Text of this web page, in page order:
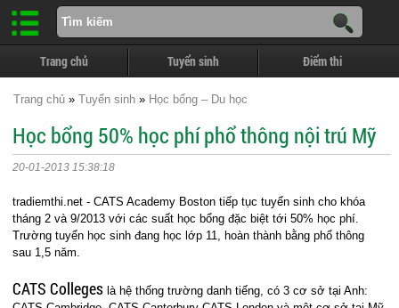
Trang chủ Tuyển sinh Điểm thi
Trang chủ » Tuyển sinh » Học bổng – Du học
Học bổng 50% học phí phổ thông nội trú Mỹ
20-01-2013 15:38:18
tradiemthi.net - CATS Academy Boston tiếp tục tuyển sinh cho khóa
tháng 2 và 9/2013 với các suất học bổng đặc biệt tới 50% học phí.
Trường tuyển học sinh đang học lớp 11, hoàn thành bằng phổ thông
sau 1,5 năm.
CATS Colleges là hệ thống trường danh tiếng, có 3 cơ sở tại Anh: